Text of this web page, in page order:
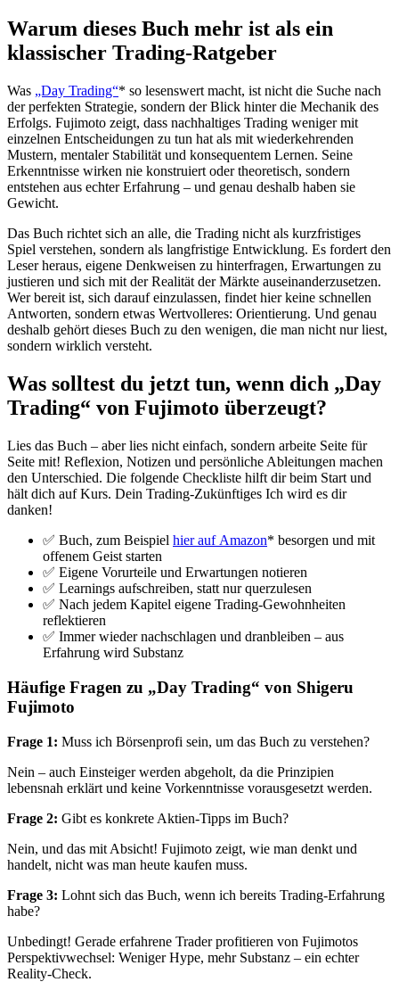
Warum dieses Buch mehr ist als ein
klassischer Trading-Ratgeber
Was „Day Trading“* so lesenswert macht, ist nicht die Suche nach
der perfekten Strategie, sondern der Blick hinter die Mechanik des
Erfolgs. Fujimoto zeigt, dass nachhaltiges Trading weniger mit
einzelnen Entscheidungen zu tun hat als mit wiederkehrenden
Mustern, mentaler Stabilität und konsequentem Lernen. Seine
Erkenntnisse wirken nie konstruiert oder theoretisch, sondern
entstehen aus echter Erfahrung – und genau deshalb haben sie
Gewicht.
Das Buch richtet sich an alle, die Trading nicht als kurzfristiges
Spiel verstehen, sondern als langfristige Entwicklung. Es fordert den
Leser heraus, eigene Denkweisen zu hinterfragen, Erwartungen zu
justieren und sich mit der Realität der Märkte auseinanderzusetzen.
Wer bereit ist, sich darauf einzulassen, findet hier keine schnellen
Antworten, sondern etwas Wertvolleres: Orientierung. Und genau
deshalb gehört dieses Buch zu den wenigen, die man nicht nur liest,
sondern wirklich versteht.
Was solltest du jetzt tun, wenn dich „Day
Trading“ von Fujimoto überzeugt?
Lies das Buch – aber lies nicht einfach, sondern arbeite Seite für
Seite mit! Reflexion, Notizen und persönliche Ableitungen machen
den Unterschied. Die folgende Checkliste hilft dir beim Start und
hält dich auf Kurs. Dein Trading-Zukünftiges Ich wird es dir
danken!
✅ Buch, zum Beispiel hier auf Amazon* besorgen und mit
offenem Geist starten
✅ Eigene Vorurteile und Erwartungen notieren
✅ Learnings aufschreiben, statt nur querzulesen
✅ Nach jedem Kapitel eigene Trading-Gewohnheiten
reflektieren
✅ Immer wieder nachschlagen und dranbleiben – aus
Erfahrung wird Substanz
Häufige Fragen zu „Day Trading“ von Shigeru
Fujimoto
Frage 1: Muss ich Börsenprofi sein, um das Buch zu verstehen?
Nein – auch Einsteiger werden abgeholt, da die Prinzipien
lebensnah erklärt und keine Vorkenntnisse vorausgesetzt werden.
Frage 2: Gibt es konkrete Aktien-Tipps im Buch?
Nein, und das mit Absicht! Fujimoto zeigt, wie man denkt und
handelt, nicht was man heute kaufen muss.
Frage 3: Lohnt sich das Buch, wenn ich bereits Trading-Erfahrung
habe?
Unbedingt! Gerade erfahrene Trader profitieren von Fujimotos
Perspektivwechsel: Weniger Hype, mehr Substanz – ein echter
Reality-Check.